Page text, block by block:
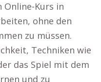
Kurs in
ohne den
zu müssen.
Techniken wie
das Spiel mit dem
und zu